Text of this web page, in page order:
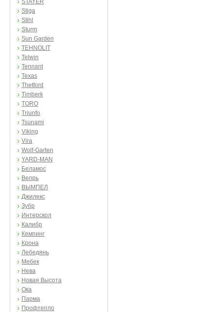
STAYER
Stiga
Stihl
Sturm
Sun Garden
TEHNOLIT
Telwin
Tennant
Texas
Thetford
Timberk
TORO
Triunfo
Tsunami
Viking
Vira
Wolf-Garten
YARD-MAN
Беламос
Вепрь
ВЫМПЕЛ
Джилекс
Зубр
Интерскол
Калибр
Кемпинг
Крона
Лебедянь
Мебек
Нева
Новая Высота
Ока
Парма
Профтепло